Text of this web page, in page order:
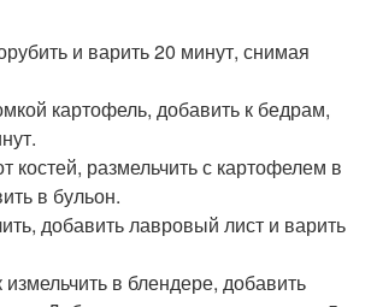
и варить 20 минут, снимая
картофель, добавить к бедрам,
костей, размельчить с картофелем в
в бульон.
добавить лавровый лист и варить
в блендере, добавить